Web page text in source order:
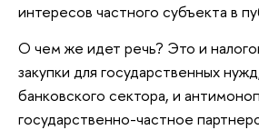
интересов частного субъекта в
О чем же идет речь? Это и
закупки для государственных
банковского сектора, и
государственно-частное